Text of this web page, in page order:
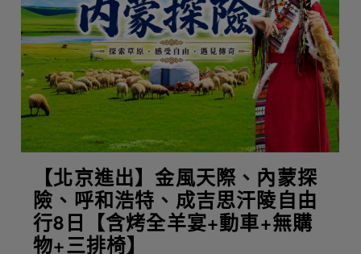
【北京進出】金風天際、內蒙探
險、呼和浩特、成吉思汗陵自由
行8日【含烤全羊宴+動車+無購
物+三排椅】